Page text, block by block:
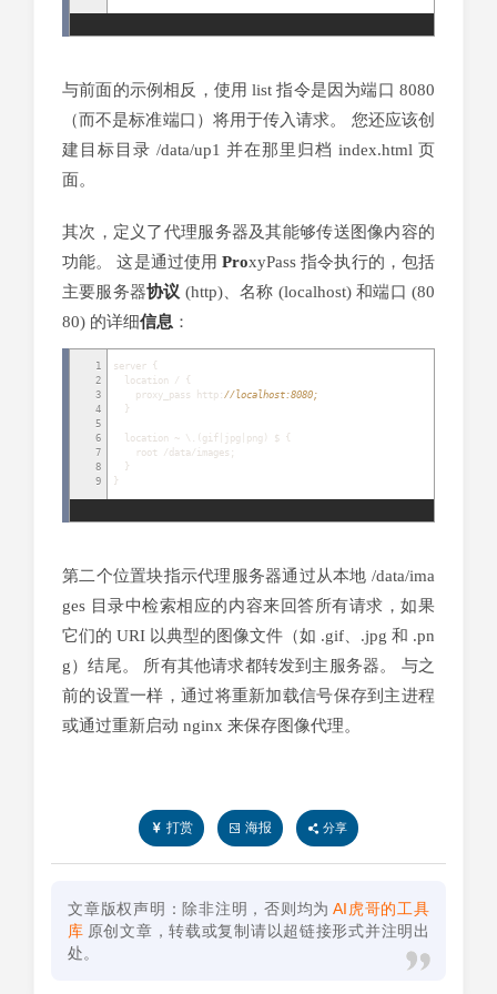
与前面的示例相反，使用 list 指令是因为端口 8080
（而不是标准端口）将用于传入请求。 您还应该创
建目标目录 /data/up1 并在那里归档 index.html 页
面。
其次，定义了代理服务器及其能够传送图像内容的
功能。 这是通过使用ProxyPass 指令执行的，包括
主要服务器协议 (http)、名称 (localhost) 和端口 (80
80) 的详细信息 ：
1
2
3
4
5
6
7
8
9
server {
location /
{
proxy_pass http : //localhost:8080;
}
location ~ \ . ( gif jpg png $ {
root / data / images ;
}
}
第二个位置块指示代理服务器通过从本地 /data/ima
ges 目录中检索相应的内容来回答所有请求，如果
它们的 URI 以典型的图像文件（如 .gif、.jpg 和 .pn
g）结尾。 所有其他请求都转发到主服务器。 与之
前的设置一样，通过将重新加载信号保存到主进程
或通过重新启动 nginx 来保存图像代理。
打赏 海报 分享
文章版权声明：除非注明，否则均为 AI虎哥的工具
库 原创文章，转载或复制请以超链接形式并注明出
处。